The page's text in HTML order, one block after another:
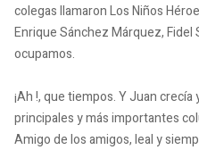
colegas llamaron Los Niños
Enrique Sánchez Márquez, Fidel
ocupamos.
¡Ah !, que tiempos.Y Juan crecía
principales y más importantes
Amigo de los amigos, leal y